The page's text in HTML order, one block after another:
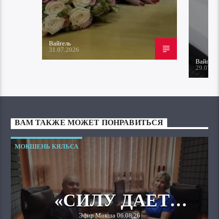
Вайгель
31.07.2026
Вайгель
ВАМ ТАКЖЕ МОЖЕТ ПОНРАВИТЬСЯ
МОКШЕНЬ КЯЛЬСА
«СИЛУ ДАЕТ
Эфир Мокша 06.08.26